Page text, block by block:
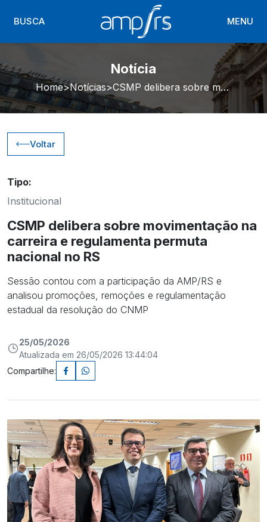
BUSCA MENU
Notícia
Home Notícias CSMP delibera sobre movimentação na carreira e regulamenta permuta nacional no RS
Voltar
Tipo:
Institucional
CSMP delibera sobre movimentação na
carreira e regulamenta permuta
nacional no RS
Sessão contou com a participação da AMP/RS e
analisou promoções, remoções e regulamentação
estadual da resolução do CNMP
25/05/2026
Atualizada em 26/05/2026 13:44:04
Compartilhe: